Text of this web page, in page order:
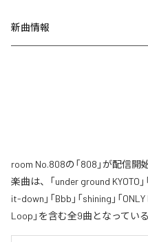
新曲情報
room No.808の「808」が配信
楽曲は、「under ground KYOTO
it-down」「Bbb」「shining」「
Loop」を含む全9曲となっている